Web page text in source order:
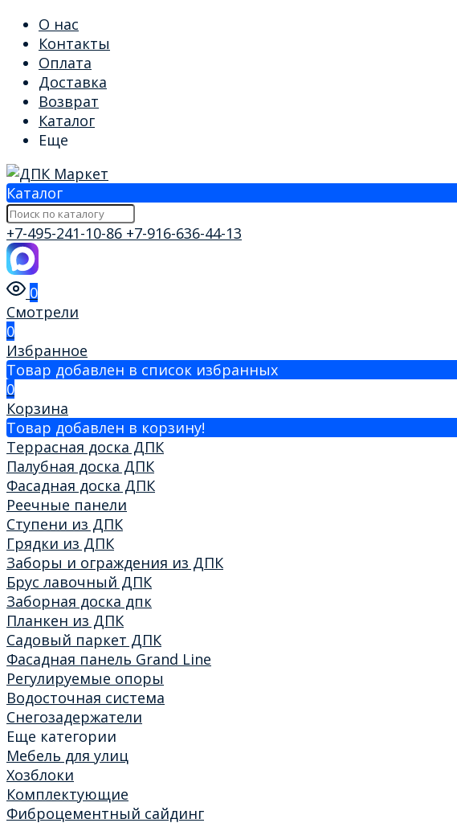
О нас
Контакты
Оплата
Доставка
Возврат
Каталог
Еще
Каталог
+7-495-241-10-86 +7-916-636-44-13
0
Смотрели
0
Избранное
Товар добавлен в список избранных
0
Корзина
Товар добавлен в корзину!
Террасная доска ДПК
Палубная доска ДПК
Фасадная доска ДПК
Реечные панели
Ступени из ДПК
Грядки из ДПК
Заборы и ограждения из ДПК
Брус лавочный ДПК
Заборная доска дпк
Планкен из ДПК
Садовый паркет ДПК
Фасадная панель Grand Line
Регулируемые опоры
Водосточная система
Снегозадержатели
Еще категории
Мебель для улиц
Хозблоки
Комплектующие
Фиброцементный сайдинг